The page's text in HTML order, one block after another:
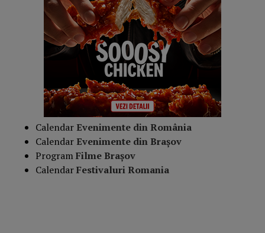
Calendar Evenimente din România
Calendar Evenimente din Braşov
ProgramFilme Brașov
CalendarFestivaluri Romania